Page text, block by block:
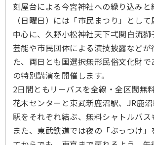
刻屋台による今宮神社への繰り込み
（日曜日）には「市民まつり」とし
中心に、久野小松神社天下弌関白流
芸能や市民団体による演技披露などが
た、両日とも国選択無形民俗文化財
の特別講演を開催します。
2日間ともリーバスを全線・全区間無
花木センターと東武新鹿沼駅、JR鹿
駅をそれぞれ結ぶ、無料シャトルバス
また、東武鉄道では夜の「ぶっつけ